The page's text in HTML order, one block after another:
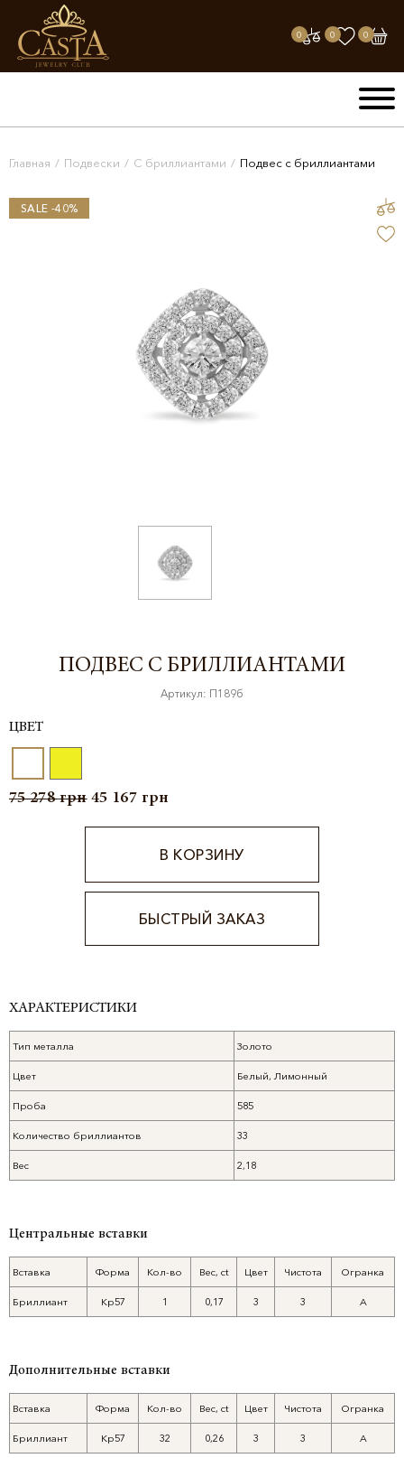
0 0 0
Главная / Подвески / С бриллиантами / Подвес с бриллиантами
SALE -40%
ПОДВЕС С БРИЛЛИАНТАМИ
Артикул: П189б
ЦВЕТ
75 278грн 45 167 грн
В КОРЗИНУ
БЫСТРЫЙ ЗАКАЗ
ХАРАКТЕРИСТИКИ
Тип металла Золото
Цвет Белый, Лимонный
Проба 585
Количество бриллиантов 33
Вес 2,18
Центральные вставки
Вставка Форма Кол-во Вес, ct Цвет Чистота Огранка
Бриллиант Кр57 1 0,17 3 3 А
Дополнительные вставки
Вставка Форма Кол-во Вес, ct Цвет Чистота Огранка
Бриллиант Кр57 32 0,26 3 3 А